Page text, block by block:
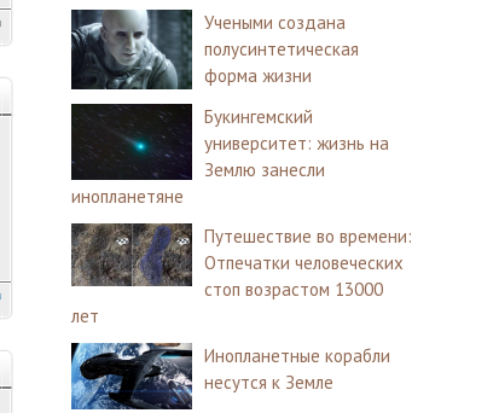
Учеными создана
полусинтетическая
форма жизни
Букингемский
университет: жизнь на
Землю занесли
инопланетяне
Путешествие во времени:
Отпечатки человеческих
стоп возрастом 13000
лет
Инопланетные корабли
несутся к Земле